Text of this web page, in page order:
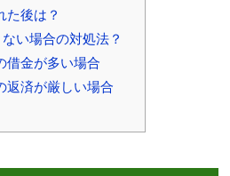
た後は？
い場合の対処法？
借金が多い場合
返済が厳しい場合